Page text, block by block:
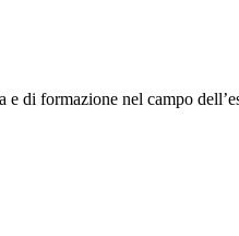
di formazione nel campo